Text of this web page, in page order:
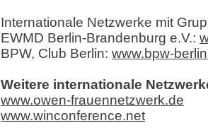
Internationale Netzwerke mit
EWMD Berlin-Brandenburg e.V.:
BPW, Club Berlin: www.bpw-
Weitere internationale
www.owen-frauennetzwerk.de
www.winconference.net